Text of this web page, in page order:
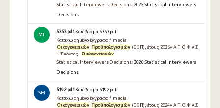
Statistical Interviewers Decisions: 2025 Statistical Interviewers
Decisions
ΜΓ
5353.pdf Κατέβασμα 5353.pdf
Καταχωρημένο έγγραφο ή media
Οικογενειακών Προϋπολογισμών (ΕΟΠ), έτους 2026» Α Π Ο Φ Α Σ
Η Έχοντας... Οικογενειακών...
Statistical Interviewers Decisions: 2026 Statistical Interviewers
Decisions
SM
5192.pdf Κατέβασμα 5192.pdf
Καταχωρημένο έγγραφο ή media
Οικογενειακών Προϋπολογισμών (ΕΟΠ), έτους 2024» Α Π Ο Φ Α Σ